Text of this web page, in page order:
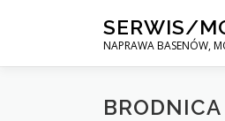
SERWIS/
NAPRAWA BASENÓW,
BRODNICA